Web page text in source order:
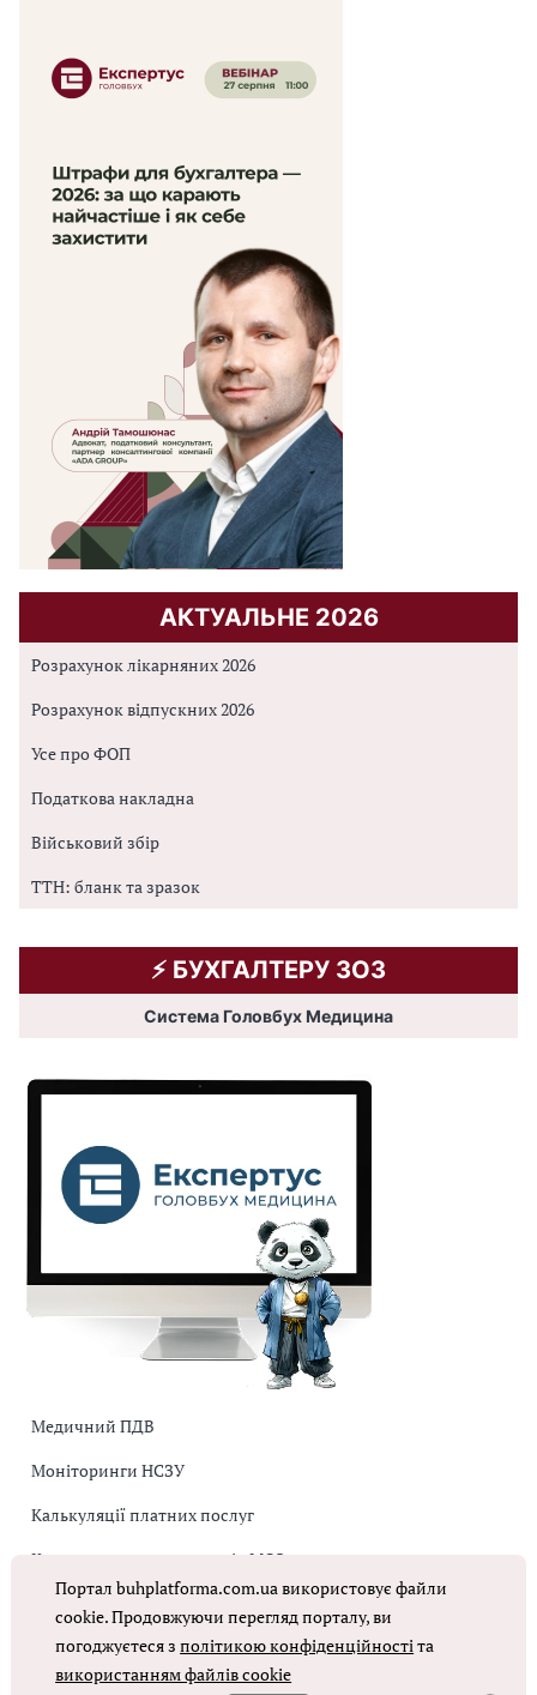
АКТУАЛЬНЕ 2026
Розрахунок лікарняних 2026
Розрахунок відпускних 2026
Усе про ФОП
Податкова накладна
Військовий збір
ТТН: бланк та зразок
⚡️ БУХГАЛТЕРУ ЗОЗ
Система Головбух Медицина
Медичний ПДВ
Моніторинги НСЗУ
Калькуляції платних послуг
Коригувальна накладна від МОЗ
Оплата праці в КНП
ОТРИМАТИ ДОСТУП
Портал buhplatforma.com.ua використовує файли
cookie. Продовжуючи перегляд порталу, ви
погоджуєтеся зполітикою конфіденційностіта
використанням файлів cookie